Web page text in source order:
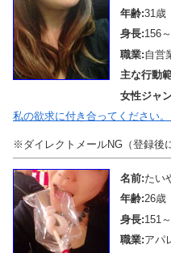
年齢:31歳
身長:156
職業:自営
主な行動
女性ジャ
私の欲求に付き合ってください
※ダイレクトメールNG（登録後
名前:たい
年齢:26歳
身長:151
職業:アパ